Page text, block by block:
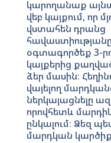
կարողանաք
վեբ կայքում, որ
վստահեն դրանց
օգտագործեք 3-րդ
կայքերից
ձեր մասին։
վայելող
ներկայացնելը
որովհետև
ընկալում։ Ձեզ
մարդկան